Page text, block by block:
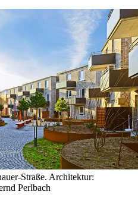
Straße. Architektur:
Perlbach